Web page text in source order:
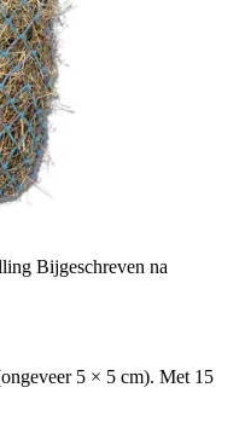
Bijgeschreven na
5 × 5 cm). Met 15